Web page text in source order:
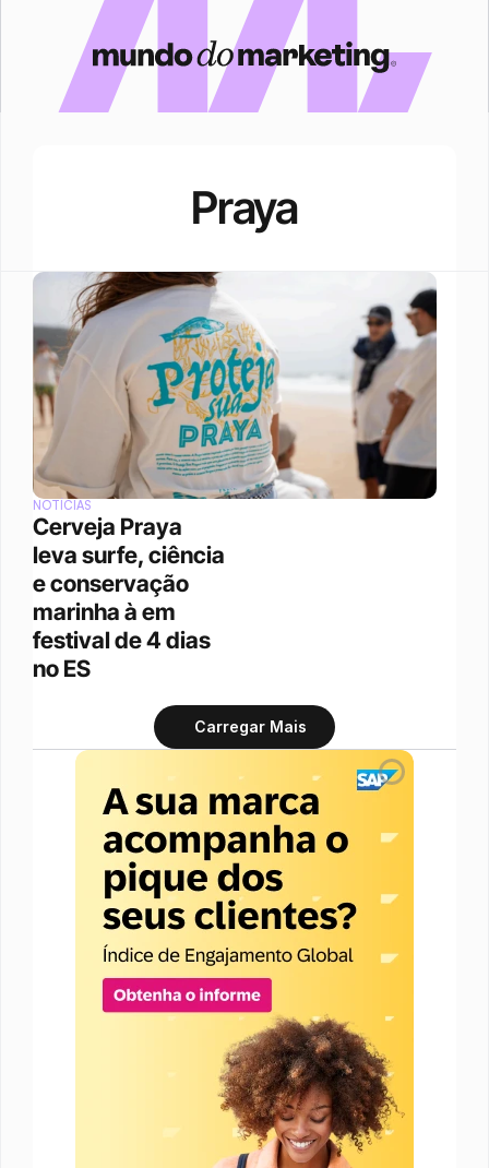
Praya
NOTÍCIAS
Cerveja Praya
leva surfe, ciência
e conservação
marinha à em
festival de 4 dias
no ES
Carregar Mais